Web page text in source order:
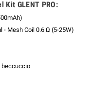
Kit GLENT PRO:
- Mesh Coil 0.6 Ω (5-25W)
beccuccio